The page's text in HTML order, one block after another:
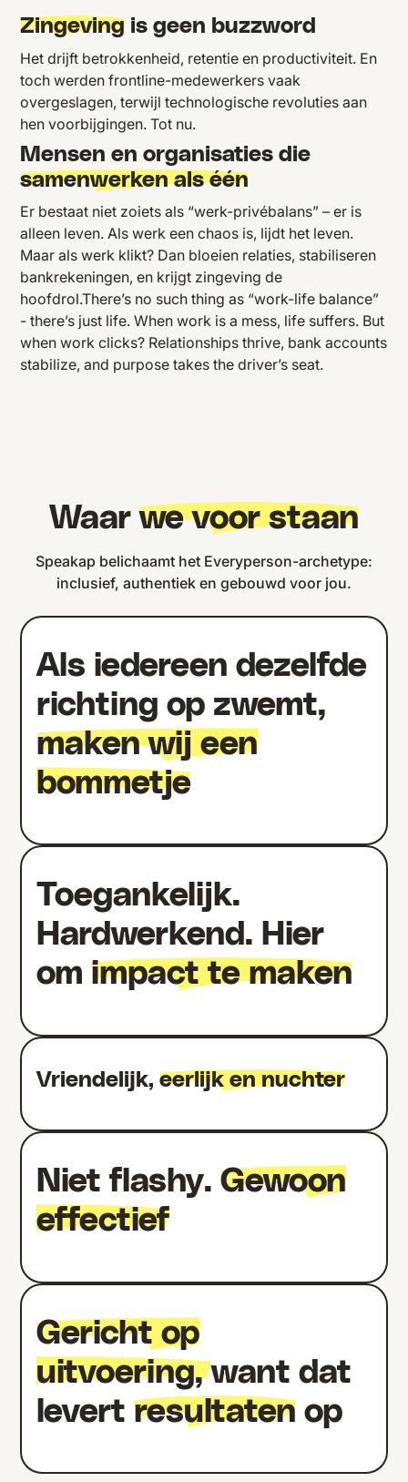
Zingeving is geen buzzword
Het drijft betrokkenheid, retentie en productiviteit. En
toch werden frontline-medewerkers vaak
overgeslagen, terwijl technologische revoluties aan
hen voorbijgingen. Tot nu.
Mensen en organisaties die
samenwerken als één
Er bestaat niet zoiets als “werk-privébalans” – er is
alleen leven. Als werk een chaos is, lijdt het leven.
Maar als werk klikt? Dan bloeien relaties, stabiliseren
bankrekeningen, en krijgt zingeving de
hoofdrol.There’s no such thing as “work-life balance”
- there’s just life. When work is a mess, life suffers. But
when work clicks? Relationships thrive, bank accounts
stabilize, and purpose takes the driver’s seat.
Waarwe voor staan
Speakap belichaamt het Everyperson-archetype:
inclusief, authentiek en gebouwd voor jou.
Als iedereen dezelfde
richting op zwemt,
maken wij een
bommetje
Toegankelijk.
Hardwerkend. Hier
omimpact te maken
Vriendelijk,eerlijk en nuchter
Niet flashy.Gewoon
effectief
Gericht op
uitvoering,want dat
levertresultaten op